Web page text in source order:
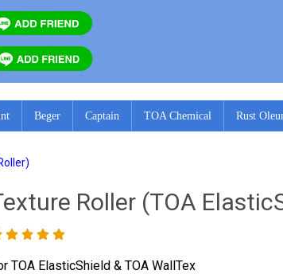
Beger Captain TOA Chemical Rust
Roller (TOA
TOA ElasticShield & TOA WallTex